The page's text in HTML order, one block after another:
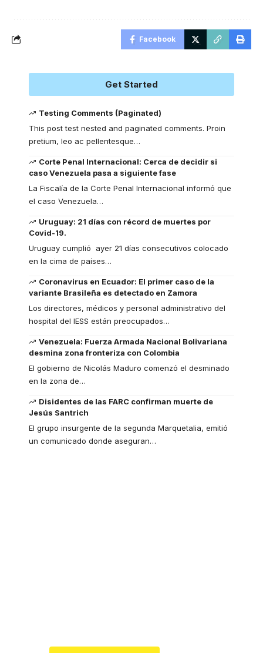
Facebook
Get Started
Testing Comments (Paginated)
This post test nested and paginated comments. Proin
pretium, leo ac pellentesque…
Corte Penal Internacional: Cerca de decidir si
caso Venezuela pasa a siguiente fase
La Fiscalía de la Corte Penal Internacional informó que
el caso Venezuela…
Uruguay: 21 días con récord de muertes por
Covid-19.
Uruguay cumplió ayer 21 días consecutivos colocado
en la cima de países…
Coronavirus en Ecuador: El primer caso de la
variante Brasileña es detectado en Zamora
Los directores, médicos y personal administrativo del
hospital del IESS están preocupados…
Venezuela: Fuerza Armada Nacional Bolivariana
desmina zona fronteriza con Colombia
El gobierno de Nicolás Maduro comenzó el desminado
en la zona de…
Disidentes de las FARC confirman muerte de
Jesús Santrich
El grupo insurgente de la segunda Marquetalia, emitió
un comunicado donde aseguran…